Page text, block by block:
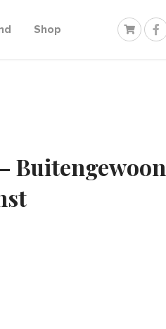
Shop
Buitengewoon